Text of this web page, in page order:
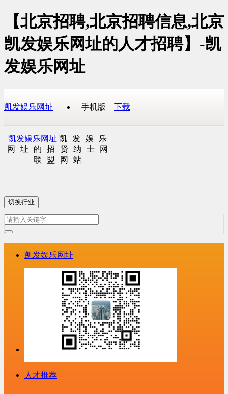
【北京招聘,北京招聘信息,北京
凯发娱乐网址的人才招聘】-凯
发娱乐网址
凯发娱乐网址 手机版 下载
凯发娱乐网址 凯发娱乐
网址的招贤纳士网
联盟网站
切换行业
凯发娱乐网址
人才推荐